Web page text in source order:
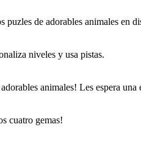
de adorables animales en
niveles y usa pistas.
animales! Les espera
cuatro gemas!